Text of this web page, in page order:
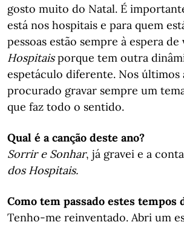
gosto muito do Natal. É
está nos hospitais e para quem
pessoas estão sempre à espera de
Hospitaisporque tem outra
espetáculo diferente. Nos últimos
procurado gravar sempre um
que faz todo o sentido.
Qual é a canção deste ano?
Sorrir e Sonhar, já gravei e a
dos Hospitais.
Como tem passado estes tempos
Tenho-me reinventado. Abri um